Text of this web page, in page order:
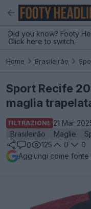
Did you know? Footy
Click here to switch.
Home Brasileirão
Sport Recife
maglia
FILTRAZIONE 21 Mar
Brasileirão
Maglie
0
125 0
0
Aggiungi come